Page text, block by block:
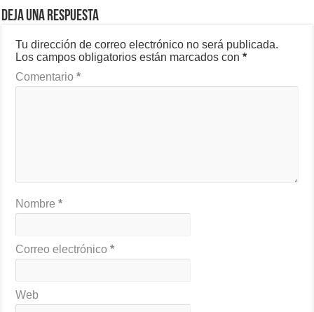
Deja una respuesta
Tu dirección de correo electrónico no será publicada.
Los campos obligatorios están marcados con*
Comentario*
Nombre*
Correo electrónico*
Web